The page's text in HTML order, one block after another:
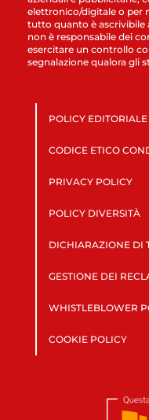
elettronico/digitale o per
tutto quanto è ascrivibile
non è responsabile dei
esercitare un controllo
segnalazione qualora gli
POLICY EDITORIALE
CODICE ETICO
PRIVACY POLICY
POLICY DIVERSITÀ
DICHIARAZIONE DI
GESTIONE DEI
WHISTLEBLOWER
COOKIE POLICY